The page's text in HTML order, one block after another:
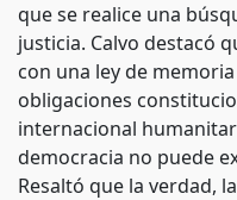
que se realice una
justicia. Calvo destacó
con una ley de
obligaciones
internacional
democracia no puede
Resaltó que la verdad,